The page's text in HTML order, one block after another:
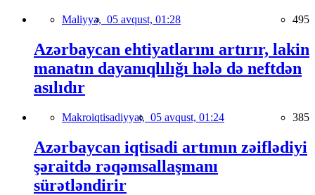
Maliyyə, 05 avqust, 01:28 495
Azərbaycan ehtiyatlarını artırır, lakin
manatın dayanıqlılığı hələ də neftdən
asılıdır
Makroiqtisadiyyat, 05 avqust, 01:24 385
Azərbaycan iqtisadi artımın zəiflədiyi
şəraitdə rəqəmsallaşmanı
sürətləndirir